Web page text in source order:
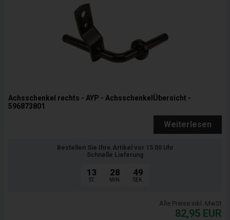
Achsschenkel rechts - AYP - AchsschenkelÜbersicht -
596873801
Weiterlesen
Bestellen Sie Ihre Artikel vor 15:00 Uhr
Schnelle Lieferung
13
ST.
28
MIN.
47
SEK.
Alle Preise inkl. MwSt
82,95 EUR